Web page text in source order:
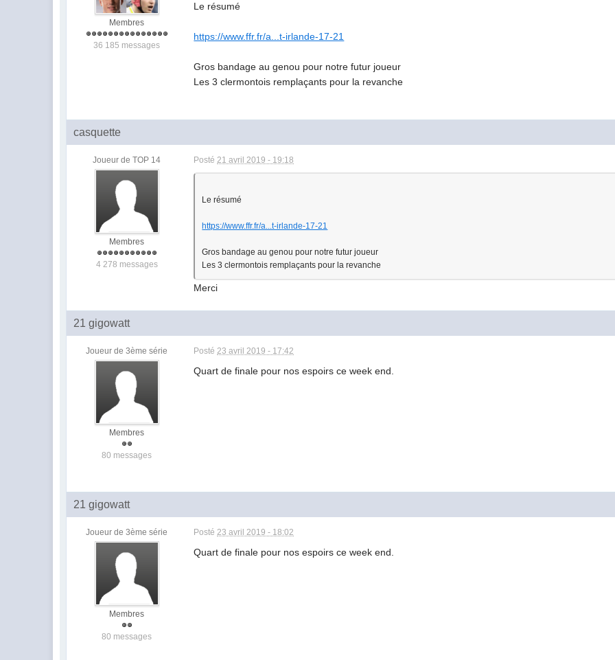
Membres
36 185 messages
Le résumé
https://www.ffr.fr/a...t-irlande-17-21
Gros bandage au genou pour notre futur joueur
Les 3 clermontois remplaçants pour la revanche
casquette
Joueur de TOP 14
Membres
4 278 messages
Posté21 avril 2019 - 19:18
Le résumé
https://www.ffr.fr/a...t-irlande-17-21
Gros bandage au genou pour notre futur joueur
Les 3 clermontois remplaçants pour la revanche
Merci
21 gigowatt
Joueur de 3ème série
Membres
80 messages
Posté23 avril 2019 - 17:42
Quart de finale pour nos espoirs ce week end.
21 gigowatt
Joueur de 3ème série
Membres
80 messages
Posté23 avril 2019 - 18:02
Quart de finale pour nos espoirs ce week end.